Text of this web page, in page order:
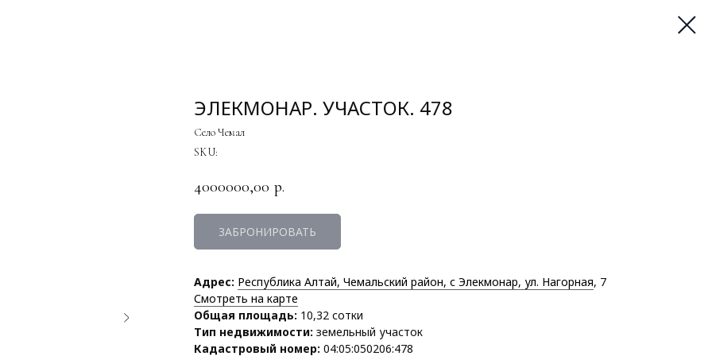
ЭЛЕКМОНАР. УЧАСТОК. 478
Село Чемал
SKU:
4000000,00 р.
ЗАБРОНИРОВАТЬ
Адрес: Республика Алтай, Чемальский район, с Элекмонар, ул. Нагорная, 7
Смотреть на карте
Общая площадь: 10,32 сотки
Тип недвижимости: земельный участок
Кадастровый номер: 04:05:050206:478